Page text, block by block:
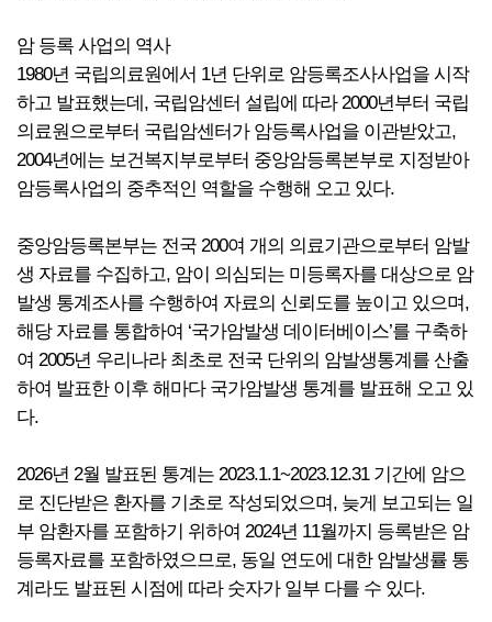
암 등록 사업의 역사
1980년 국립의료원에서 1년 단위로 암등록조사사업을 시작
하고 발표했는데, 국립암센터 설립에 따라 2000년부터 국립
의료원으로부터 국립암센터가 암등록사업을 이관받았고,
2004년에는 보건복지부로부터 중앙암등록본부로 지정받아
암등록사업의 중추적인 역할을 수행해 오고 있다.
중앙암등록본부는 전국 200여 개의 의료기관으로부터 암발
생 자료를 수집하고, 암이 의심되는 미등록자를 대상으로 암
발생 통계조사를 수행하여 자료의 신뢰도를 높이고 있으며,
해당 자료를 통합하여 ‘국가암발생 데이터베이스’를 구축하
여 2005년 우리나라 최초로 전국 단위의 암발생통계를 산출
하여 발표한 이후 해마다 국가암발생 통계를 발표해 오고 있
다.
2026년 2월 발표된 통계는 2023.1.1~2023.12.31 기간에 암으
로 진단받은 환자를 기초로 작성되었으며, 늦게 보고되는 일
부 암환자를 포함하기 위하여 2024년 11월까지 등록받은 암
등록자료를 포함하였으므로, 동일 연도에 대한 암발생률 통
계라도 발표된 시점에 따라 숫자가 일부 다를 수 있다.